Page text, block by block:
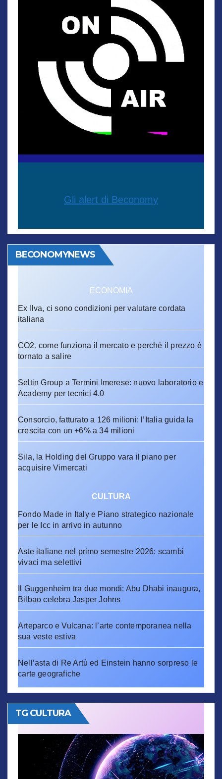
Gli alert di Beconomy
BECONOMYNEWS
ECONOMIA
Ex Ilva, ci sono condizioni per valutare cordata
italiana
CO2, come funziona il mercato e perché il prezzo è
tornato a salire
Seltin Group a Termini Imerese: nuovo laboratorio e
Academy per tecnici 4.0
Consorcio, fatturato a 126 milioni: l’Italia guida la
crescita con un +6% a 34 milioni
Sila, la Holding del Gruppo vara il piano per
acquisire Vimercati
CULTURA
Fondo Made in Italy e Piano strategico nazionale
per le Icc in arrivo in autunno
Aste italiane nel primo semestre 2026: scambi
vivaci ma selettivi
Il Guggenheim tra due mondi: Abu Dhabi inaugura,
Bilbao celebra Jasper Johns
Arteparco e Vulcana: l’arte contemporanea nella
sua veste estiva
Nell’asta di Re Artù ed Einstein hanno sorpreso le
carte geografiche
TG CULTURA